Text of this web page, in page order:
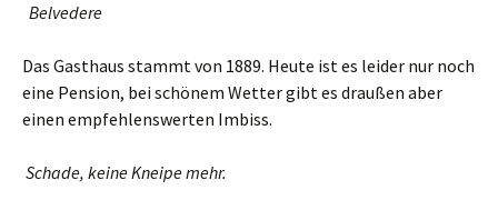
Belvedere
Das Gasthaus stammt von 1889. Heute ist es leider nur noch
eine Pension, bei schönem Wetter gibt es draußen aber
einen empfehlenswerten Imbiss.
Schade, keine Kneipe mehr.